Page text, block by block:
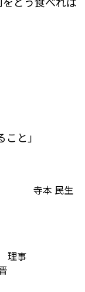
と」
生
理事